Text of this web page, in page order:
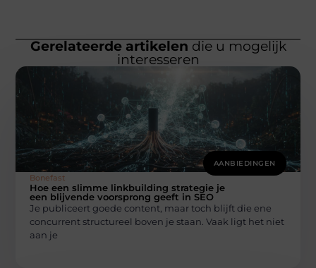
Gerelateerde artikelen die u mogelijk
interesseren
AANBIEDINGEN
Bonefast
Hoe een slimme linkbuilding strategie je
een blijvende voorsprong geeft in SEO
Je publiceert goede content, maar toch blijft die ene
concurrent structureel boven je staan. Vaak ligt het niet
aan je